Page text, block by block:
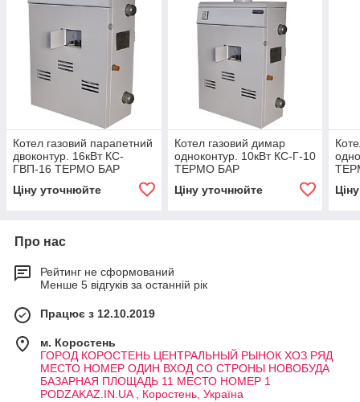
Котел газовий парапетний
двоконтур. 16кВт КС-
ГВП-16 ТЕРМО БАР
Ціну уточнюйте
Котел газовий димар
одноконтур. 10кВт КС-Г-10
ТЕРМО БАР
Ціну уточнюйте
Про нас
Рейтинг не сформований
Менше 5 відгуків за останній рік
Працює з 12.10.2019
м. Коростень
ГОРОД КОРОСТЕНЬ ЦЕНТРАЛЬНЫЙ РЫНОК ХОЗ РЯД
МЕСТО НОМЕР ОДИН ВХОД СО СТРОНЫ НОВОБУДА
БАЗАРНАЯ ПЛОЩАДЬ 11 МЕСТО НОМЕР 1
PODZAKAZ.IN.UA , Коростень, Україна